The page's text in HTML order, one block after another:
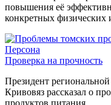
повышения её
конкретных физических
Персона
Проверка на прочность
Президент
Кривовяз рассказал о
продуктов питания.